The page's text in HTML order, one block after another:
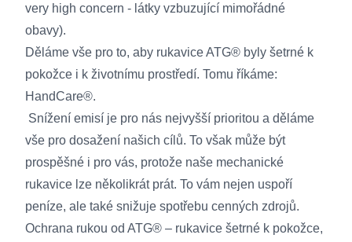
very high concern - látky vzbuzující mimořádné
obavy).
Děláme vše pro to, aby rukavice ATG® byly šetrné k
pokožce i k životnímu prostředí. Tomu říkáme:
HandCare®.
Snížení emisí je pro nás nejvyšší prioritou a děláme
vše pro dosažení našich cílů. To však může být
prospěšné i pro vás, protože naše mechanické
rukavice lze několikrát prát. To vám nejen uspoří
peníze, ale také snižuje spotřebu cenných zdrojů.
Ochrana rukou od ATG® – rukavice šetrné k pokožce,